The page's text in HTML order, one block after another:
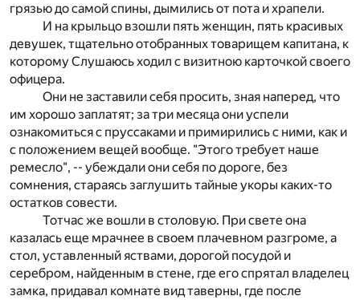
грязью до самой спины, дымились от пота и храпели.
И на крыльцо взошли пять женщин, пять красивых
девушек, тщательно отобранных товарищем капитана, к
которому Слушаюсь ходил с визитною карточкой своего
офицера.
Они не заставили себя просить, зная наперед, что
им хорошо заплатят; за три месяца они успели
ознакомиться с пруссаками и примирились с ними, как и
с положением вещей вообще. "Этого требует наше
ремесло", -- убеждали они себя по дороге, без
сомнения, стараясь заглушить тайные укоры каких-то
остатков совести.
Тотчас же вошли в столовую. При свете она
казалась еще мрачнее в своем плачевном разгроме, а
стол, уставленный яствами, дорогой посудой и
серебром, найденным в стене, где его спрятал владелец
замка, придавал комнате вид таверны, где после